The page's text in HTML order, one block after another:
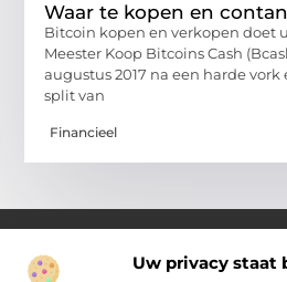
Uw privacy staat
Waar te kopen en
Bitcoin kopen en verkopen doet
Meester Koop Bitcoins Cash
augustus 2017 na een harde
split van
Financieel